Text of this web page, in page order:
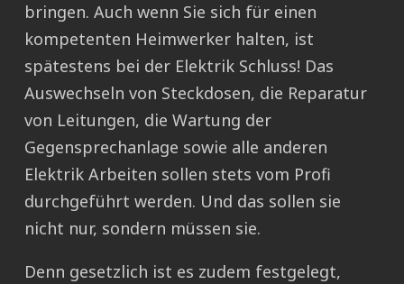
bringen. Auch wenn Sie sich für einen
kompetenten Heimwerker halten, ist
spätestens bei der Elektrik Schluss! Das
Auswechseln von Steckdosen, die Reparatur
von Leitungen, die Wartung der
Gegensprechanlage sowie alle anderen
Elektrik Arbeiten sollen stets vom Profi
durchgeführt werden. Und das sollen sie
nicht nur, sondern müssen sie.
Denn gesetzlich ist es zudem festgelegt,